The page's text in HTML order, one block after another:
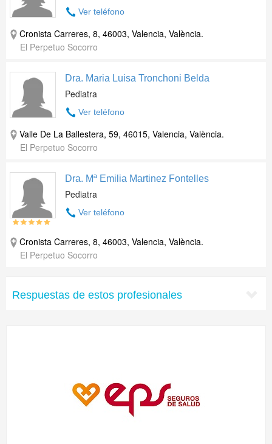
Ver teléfono
Cronista Carreres, 8, 46003, Valencia, València.
El Perpetuo Socorro
Dra. Maria Luisa Tronchoni Belda
Pediatra
Ver teléfono
Valle De La Ballestera, 59, 46015, Valencia, València.
El Perpetuo Socorro
Dra. Mª Emilia Martinez Fontelles
Pediatra
Ver teléfono
Cronista Carreres, 8, 46003, Valencia, València.
El Perpetuo Socorro
Respuestas de estos profesionales